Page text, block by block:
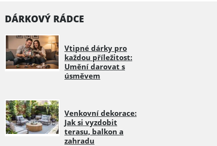
DÁRKOVÝ RÁDCE
Vtipné dárky pro
každou příležitost:
Umění darovat s
úsměvem
Venkovní dekorace:
Jak si vyzdobit
terasu, balkon a
zahradu